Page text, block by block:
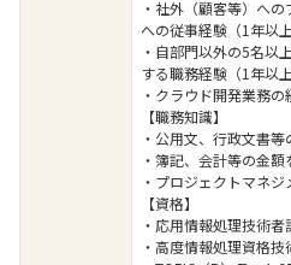
・社外（顧客等）へ
への従事経験（1年以上
・自部門以外の5名以
する職務経験（1年以上
・クラウド開発業務の
【職務知識】
・公用文、行政文書
・簿記、会計等の金
・プロジェクトマネ
【資格】
・応用情報処理技術者
・高度情報処理資格技